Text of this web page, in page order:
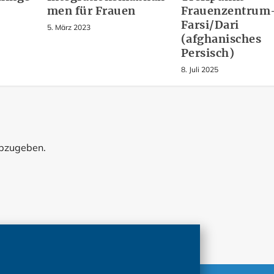
men für Frauen
5. März 2023
Farsi/Dari
(afghanisches
Persisch)
8. Juli 2025